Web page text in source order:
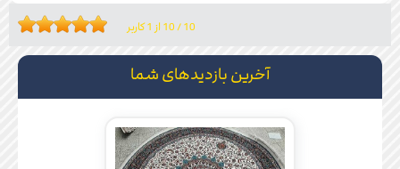
10/10 از 1کاربر
آخرین بازدیدهای شما